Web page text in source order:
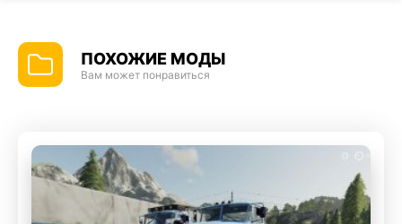
ПОХОЖИЕ МОДЫ
Вам может понравиться